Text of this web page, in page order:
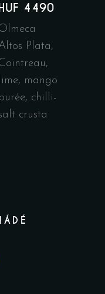
4490
Plata,
lime, mango
purée, chilli-
crusta